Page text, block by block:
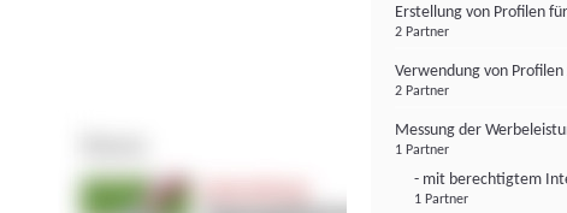
Erstellung von Profilen
2 Partner
Verwendung von
2 Partner
Messung der
1 Partner
- mit berechtigtem
1 Partner